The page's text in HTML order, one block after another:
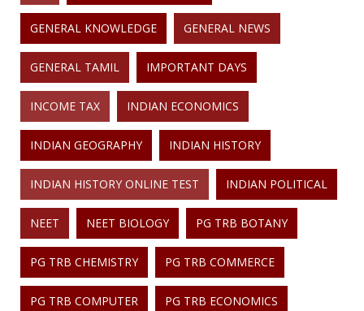
GENERAL KNOWLEDGE GENERAL NEWS
GENERAL TAMIL IMPORTANT DAYS
INCOME TAX INDIAN ECONOMICS
INDIAN GEOGRAPHY INDIAN HISTORY
INDIAN HISTORY ONLINE TEST INDIAN POLITICAL
NEET NEET BIOLOGY PG TRB BOTANY
PG TRB CHEMISTRY PG TRB COMMERCE
PG TRB COMPUTER PG TRB ECONOMICS